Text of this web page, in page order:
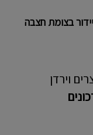
בצומת חצבה
וירדן